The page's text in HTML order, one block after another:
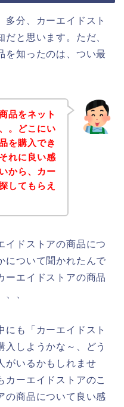
多分、カーエイドスト
と思います。ただ、
を知ったのは、つい最
品をネット
。どこにい
を購入でき
れに良い感
から、カー
してもらえ
イドストアの商品につ
について聞かれたんで
ーエイドストアの商品
、
にも「カーエイドスト
入しようかな～、どう
がいるかもしれませ
カーエイドストアのこ
の商品について良い感